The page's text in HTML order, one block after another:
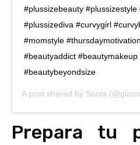
#plussizebeauty #plussizestyle
#plussizediva #curvygirl
#momstyle
#beautyaddict
#beautybeyondsize
A post shared by Sonia
Prepara tu